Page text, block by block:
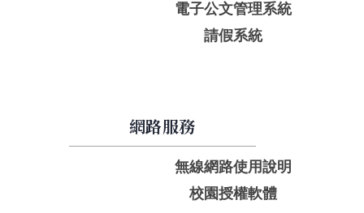
電子公文管理系統
請假系統
網路服務
無線網路使用說明
校園授權軟體